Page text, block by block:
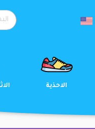
الالكترونيات